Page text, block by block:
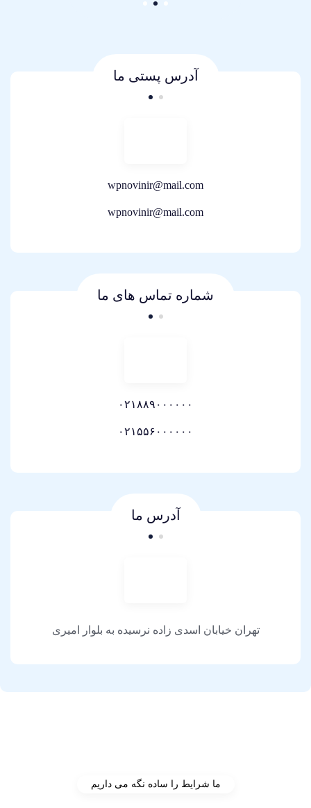
آدرس پستی ما
wpnovinir@mail.com
wpnovinir@mail.com
شماره تماس های ما
۰۲۱۸۸۹۰۰۰۰۰۰
۰۲۱۵۵۶۰۰۰۰۰۰
آدرس ما
تهران خیابان اسدی زاده نرسیده به بلوار امیری
ما شرایط را ساده نگه می داریم